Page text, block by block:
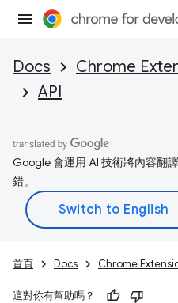
Docs Chrome
API
Google 會運用 AI 技術將內容翻
錯。
首頁 Docs Chrome
這對你有幫助嗎？